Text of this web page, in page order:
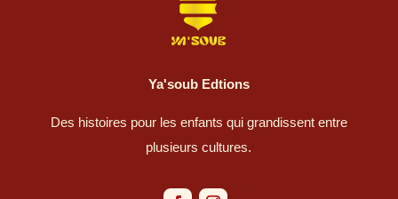
Ya'soub Edtions
Des histoires pour les enfants qui grandissent entre
plusieurs cultures.